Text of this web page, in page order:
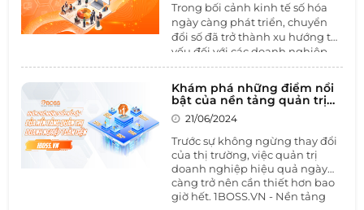
Trong bối cảnh kinh tế số hóa
ngày càng phát triển, chuyển
đổi số đã trở thành xu hướng tất
yếu đối với các doanh nghiệp,
đặc biệt là các doanh nghiệp
vừa và nhỏ (SMEs). Việc áp dụng
công nghệ kỹ thuật số không
chỉ giúp tối ưu hóa quy trình
vận hành mà còn nâng cao
năng lực cạnh tranh và cải thiện
trải nghiệm khách hàng. Hãy
cùng 1BOSS khám phá làn sóng
chuyển đổi số và những lợi ích
mà nó mang lại cho các SMEs là
Khám phá những điểm nổi
bật của nền tảng quản trị
doanh nghiệp toàn diện
1BOSS
21/06/2024
Trước sự không ngừng thay đổi
của thị trường, việc quản trị
doanh nghiệp hiệu quả ngày
càng trở nên cần thiết hơn bao
giờ hết. 1BOSS.VN - Nền tảng